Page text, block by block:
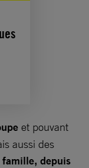
et pouvant
aussi des
famille, depuis